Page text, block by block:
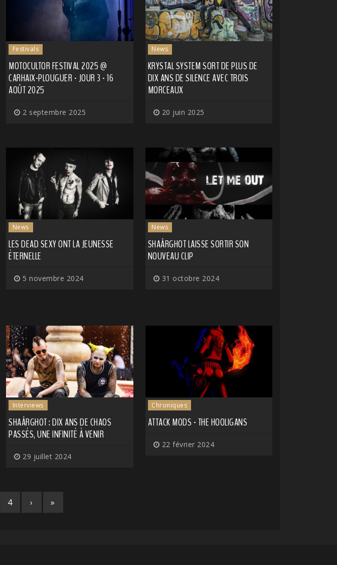
Festivals
MOTOCULTOR FESTIVAL 2025 @
CARHAIX-PLOUGUER - JOUR 3 - 16
AOÛT 2025
2 septembre 2025
News
KRYSTAL SYSTEM SORT DE PLUS DE
DIX ANS DE SILENCE AVEC TROIS
MORCEAUX
20 juin 2025
News
LES DEAD SEXY ONT LA JEUNESSE
ÉTERNELLE
5 novembre 2024
News
SHAÂRGHOT LAISSE SORTIR SON
NOUVEAU CLIP
31 octobre 2024
Interviews
SHAÂRGHOT : DIX ANS DE CHAOS
PASSÉS, UNE INFINITÉ À VENIR
29 juillet 2024
Chroniques
ATTACK MODS - THE HOOLIGANS
22 février 2024
4 › »